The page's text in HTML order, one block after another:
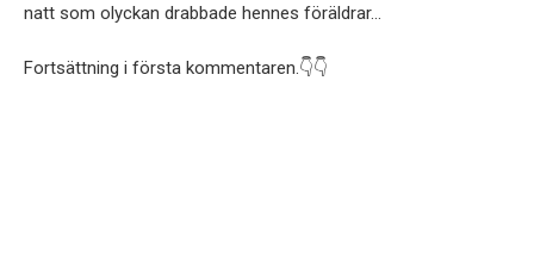
natt som olyckan drabbade hennes föräldrar…
Fortsättning i första kommentaren.👇👇